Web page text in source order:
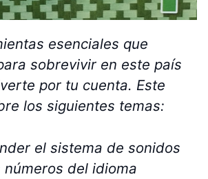
esenciales que
sobrevivir en este país
por tu cuenta. Este
los siguientes temas:
el sistema de sonidos
números del idioma